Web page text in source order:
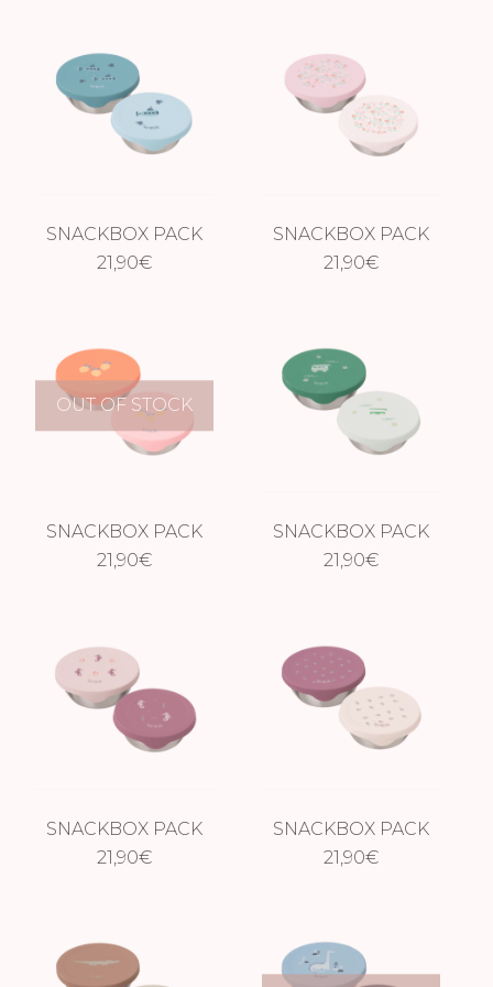
SNACKBOX PACK
DE 2 – SUBMARINO
21,90€
SNACKBOX PACK
DE 2 – FLORES
21,90€
OUT OF STOCK
SNACKBOX PACK
DE 2 – LIMONES
21,90€
SNACKBOX PACK
DE 2 – SURF
21,90€
SNACKBOX PACK
DE 2 – CABALLITO
21,90€
SNACKBOX PACK
DE 2 – GROSELLAS
21,90€